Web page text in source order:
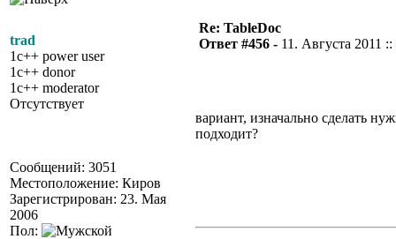
trad
1c++ power user
1c++ donor
1c++ moderator
Отсутствует
Сообщений: 3051
Местоположение: Киров
Зарегистрирован: 23. Мая
2006
Пол:
Re: TableDoc
Ответ #456 - 11. Августа 2011
вариант, изначально сделать
подходит?